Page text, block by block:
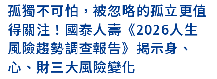
孤獨不可怕，被忽略的孤立更值
得關注！國泰人壽《2026人生
風險趨勢調查報告》揭示身、
心、財三大風險變化